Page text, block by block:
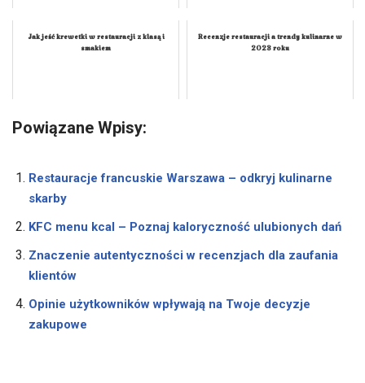
Jak jeść krewetki w restauracji z klasą i
smakiem
Recenzje restauracji a trendy kulinarne w
2023 roku
Powiązane Wpisy:
Restauracje francuskie Warszawa – odkryj kulinarne
skarby
KFC menu kcal – Poznaj kaloryczność ulubionych dań
Znaczenie autentyczności w recenzjach dla zaufania
klientów
Opinie użytkowników wpływają na Twoje decyzje
zakupowe